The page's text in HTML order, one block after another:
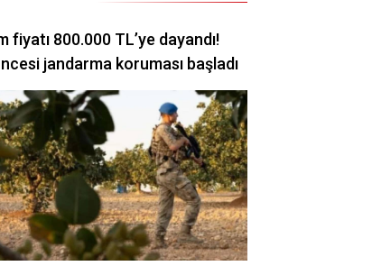
fiyatı 800.000 TL’ye dayandı!
jandarma koruması başladı